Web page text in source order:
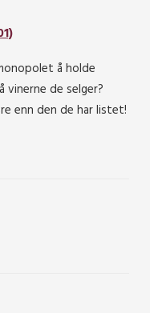
å holde
de selger?
enn den de har listet!